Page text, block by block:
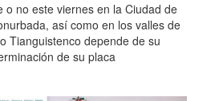
o no este viernes en la Ciudad de
así como en los valles de
Tianguistenco depende de su
de su placa